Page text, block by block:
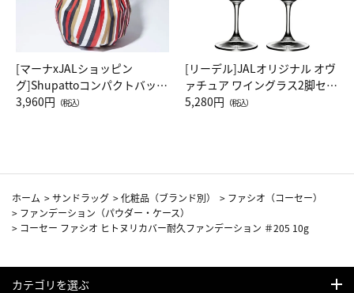
[マーナxJALショッピン
グ]Shupattoコンパクトバッグ
Drop JAL客室乗務員（LC）ス
3,960円 （税込）
[リーデル]JALオリジナル オヴ
ァチュア ワイングラス2脚セッ
ト（レッドワイン）
5,280円 （税込）
ホーム >サンドラッグ >化粧品（ブランド別） > ファシオ（コーセー）
> ファンデーション（パウダー・ケース）
> コーセー ファシオ ヒトヌリカバー耐久ファンデーション ＃205 10g
カテゴリを選ぶ